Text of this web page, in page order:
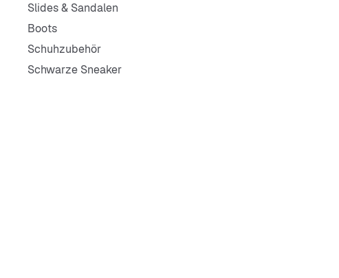
Slides & Sandalen
Boots
Schuhzubehör
Schwarze Sneaker